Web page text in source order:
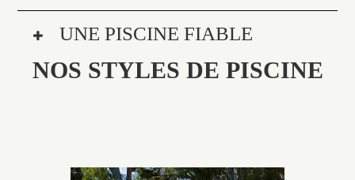
UNE PISCINE FIABLE
NOS STYLES DE PISCINE